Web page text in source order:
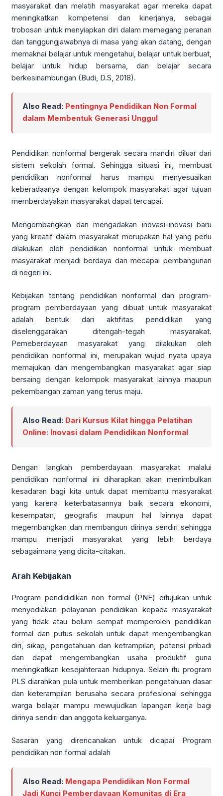
masyarakat dan melatih masyarakat agar mereka dapat
meningkatkan kompetensi dan kinerjanya, sebagai
trobosan untuk menyiapkan diri dalam memegang peranan
dan tanggungjawabnya di masa yang akan datang, dengan
memaknai belajar untuk mengetahui, belajar untuk berbuat,
belajar untuk hidup bersama, dan belajar secara
berkesinambungan (Budi, D.S, 2018).
Also Read: Pentingnya Pendidikan Non Formal
dalam Membentuk Generasi Unggul
Pendidikan nonformal bergerak secara mandiri diluar dari
sistem sekolah formal. Sehingga situasi ini, membuat
pendidikan nonformal harus mampu menyesuaikan
keberadaanya dengan kelompok masyarakat agar tujuan
memberdayakan masyarakat dapat tercapai.
Mengembangkan dan mengadakan inovasi-inovasi baru
yang kreatif dalam masyarakat merupakan hal yang perlu
dilakukan oleh pendidikan nonformal untuk membuat
masyarakat menjadi berdaya dan mecapai pembangunan
di negeri ini.
Kebijakan tentang pendidikan nonformal dan program-
program pemberdayaan yang dibuat untuk masyarakat
adalah bentuk dari aktifitas pendidikan yang
diselenggarakan ditengah-tegah masyarakat.
Pemeberdayaan masyarakat yang dilakukan oleh
pendidikan nonformal ini, merupakan wujud nyata upaya
memajukan dan mengembangkan masyarakat agar siap
bersaing dengan kelompok masyarakat lainnya maupun
pekembangan zaman yang terus maju.
Also Read: Dari Kursus Kilat hingga Pelatihan
Online: Inovasi dalam Pendidikan Nonformal
Dengan langkah pemberdayaan masyarakat malalui
pendidikan nonformal ini diharapkan akan menimbulkan
kesadaran bagi kita untuk dapat membantu masyarakat
yang karena keterbatasannya baik secara ekonomi,
kesempatan, geografis maupun hal lainnya dapat
megembangkan dan membangun dirinya sendiri sehingga
mampu menjadi masyarakat yang lebih berdaya
sebagaimana yang dicita-citakan.
Arah Kebijakan
Program pendididikan non formal (PNF) ditujukan untuk
menyediakan pelayanan pendidikan kepada masyarakat
yang tidak atau belum sempat memperoleh pendidikan
formal dan putus sekolah untuk dapat mengembangkan
diri, sikap, pengetahuan dan ketrampilan, potensi pribadi
dan dapat mengembangkan usaha produktif guna
meningkatkan kesejahteraan hidupnya. Selain itu program
PLS diarahkan pula untuk memberikan pengetahuan dasar
dan keterampilan berusaha secara profesional sehingga
warga belajar mampu mewujudkan lapangan kerja bagi
dirinya sendiri dan anggota keluarganya.
Sasaran yang direncanakan untuk dicapai Program
pendidikan non formal adalah
Also Read: Mengapa Pendidikan Non Formal
Jadi Kunci Pemberdayaan Komunitas di Era